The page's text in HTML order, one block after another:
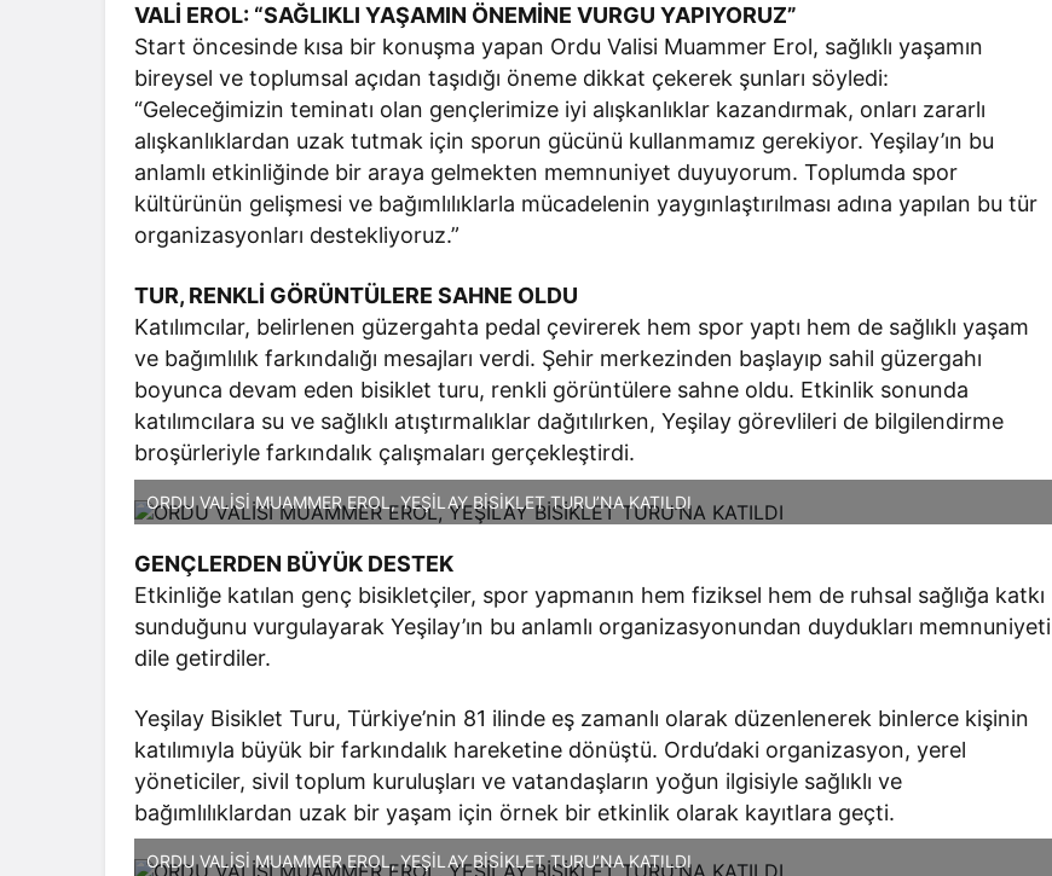
VALİ EROL: “SAĞLIKLI YAŞAMIN ÖNEMİNE VURGU YAPIYORUZ”
Start öncesinde kısa bir konuşma yapan Ordu Valisi Muammer Erol, sağlıklı yaşamın
bireysel ve toplumsal açıdan taşıdığı öneme dikkat çekerek şunları söyledi:
“Geleceğimizin teminatı olan gençlerimize iyi alışkanlıklar kazandırmak, onları zararlı
alışkanlıklardan uzak tutmak için sporun gücünü kullanmamız gerekiyor. Yeşilay’ın bu
anlamlı etkinliğinde bir araya gelmekten memnuniyet duyuyorum. Toplumda spor
kültürünün gelişmesi ve bağımlılıklarla mücadelenin yaygınlaştırılması adına yapılan bu tür
organizasyonları destekliyoruz.”
TUR, RENKLİ GÖRÜNTÜLERE SAHNE OLDU
Katılımcılar, belirlenen güzergahta pedal çevirerek hem spor yaptı hem de sağlıklı yaşam
ve bağımlılık farkındalığı mesajları verdi. Şehir merkezinden başlayıp sahil güzergahı
boyunca devam eden bisiklet turu, renkli görüntülere sahne oldu. Etkinlik sonunda
katılımcılara su ve sağlıklı atıştırmalıklar dağıtılırken, Yeşilay görevlileri de bilgilendirme
broşürleriyle farkındalık çalışmaları gerçekleştirdi.
ORDU VALİSİ MUAMMER EROL, YEŞİLAY BİSİKLET TURU’NA KATILDI
GENÇLERDEN BÜYÜK DESTEK
Etkinliğe katılan genç bisikletçiler, spor yapmanın hem fiziksel hem de ruhsal sağlığa katkı
sunduğunu vurgulayarak Yeşilay’ın bu anlamlı organizasyonundan duydukları memnuniyeti
dile getirdiler.
Yeşilay Bisiklet Turu, Türkiye’nin 81 ilinde eş zamanlı olarak düzenlenerek binlerce kişinin
katılımıyla büyük bir farkındalık hareketine dönüştü. Ordu’daki organizasyon, yerel
yöneticiler, sivil toplum kuruluşları ve vatandaşların yoğun ilgisiyle sağlıklı ve
bağımlılıklardan uzak bir yaşam için örnek bir etkinlik olarak kayıtlara geçti.
ORDU VALİSİ MUAMMER EROL, YEŞİLAY BİSİKLET TURU’NA KATILDI